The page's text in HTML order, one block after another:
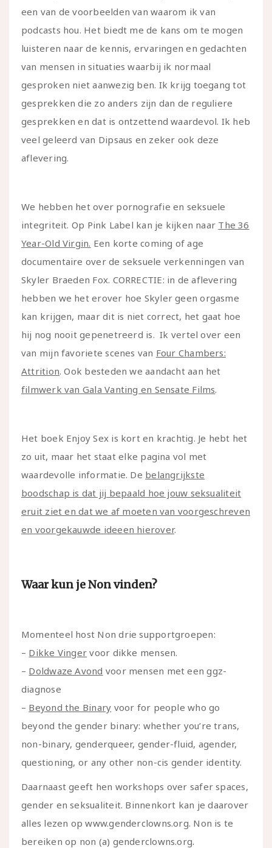
een van de voorbeelden van waarom ik van
podcasts hou. Het biedt me de kans om te mogen
luisteren naar de kennis, ervaringen en gedachten
van mensen in situaties waarbij ik normaal
gesproken niet aanwezig ben. Ik krijg toegang tot
gesprekken die zo anders zijn dan de reguliere
gesprekken en dat is ontzettend waardevol. Ik heb
veel geleerd van Dipsaus en zeker ook deze
aflevering.
We hebben het over pornografie en seksuele
integriteit. Op Pink Label kan je kijken naar The 36
Year-Old Virgin. Een korte coming of age
documentaire over de seksuele verkenningen van
Skyler Braeden Fox. CORRECTIE: in de aflevering
hebben we het erover hoe Skyler geen orgasme
kan krijgen, maar dit is niet correct, het gaat hoe
hij nog nooit gepenetreerd is. Ik vertel over een
van mijn favoriete scenes van Four Chambers:
Attrition. Ook besteden we aandacht aan het
filmwerk van Gala Vanting en Sensate Films.
Het boek Enjoy Sex is kort en krachtig. Je hebt het
zo uit, maar het staat elke pagina vol met
waardevolle informatie. De belangrijkste
boodschap is dat jij bepaald hoe jouw seksualiteit
eruit ziet en dat we af moeten van voorgeschreven
en voorgekauwde ideeen hierover.
Waar kun je Non vinden?
Momenteel host Non drie supportgroepen:
– Dikke Vinger voor dikke mensen.
– Doldwaze Avond voor mensen met een ggz-
diagnose
– Beyond the Binary voor for people who go
beyond the gender binary: whether you’re trans,
non-binary, genderqueer, gender-fluid, agender,
questioning, or any other non-cis gender identity.
Daarnaast geeft hen workshops over safer spaces,
gender en seksualiteit. Binnenkort kan je daarover
alles lezen op www.genderclowns.org. Non is te
bereiken op non (a) genderclowns.org.